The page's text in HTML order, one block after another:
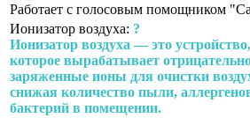
Работает с голосовым помощником
Ионизатор воздуха: ?
Ионизатор воздуха — это устройство,
которое вырабатывает
заряженные ионы для очистки
снижая количество пыли,
бактерий в помещении.